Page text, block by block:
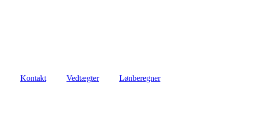
Kontakt Vedtægter Lønberegner